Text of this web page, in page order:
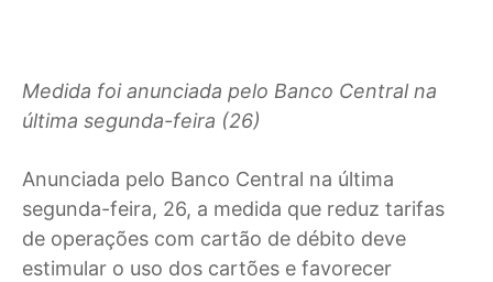
Medida foi anunciada pelo Banco Central na
última segunda-feira (26)
Anunciada pelo Banco Central na última
segunda-feira, 26, a medida que reduz tarifas
de operações com cartão de débito deve
estimular o uso dos cartões e favorecer